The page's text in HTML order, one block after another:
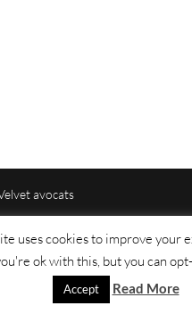
avocats
légales
uses cookies to improve your
ok with this, but you can
Accept Read More